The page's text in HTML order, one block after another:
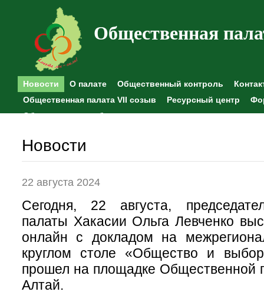
Общественная
Новости О палате Общественный контроль
Общественная палата VII созыв
Ресурсный центр
Общественные наблюдения
Новости
22 августа 2024
Сегодня, 22 августа,
палаты Хакасии Ольга Левченко
онлайн с докладом на
круглом столе «Общество и
прошел на площадке Общественной
Алтай.